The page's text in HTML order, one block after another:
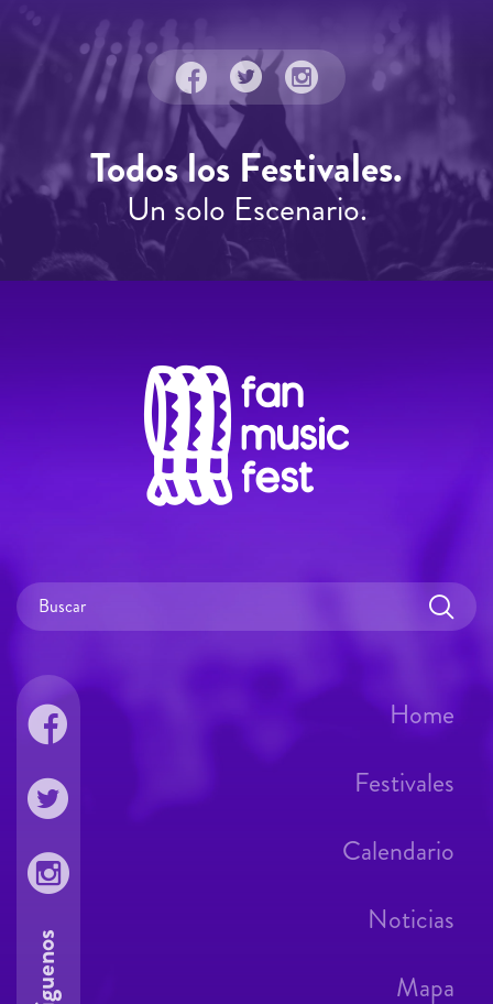
Todos los Festivales.
Un solo Escenario.
Home
Festivales
Calendario
Noticias
Mapa
Síguenos